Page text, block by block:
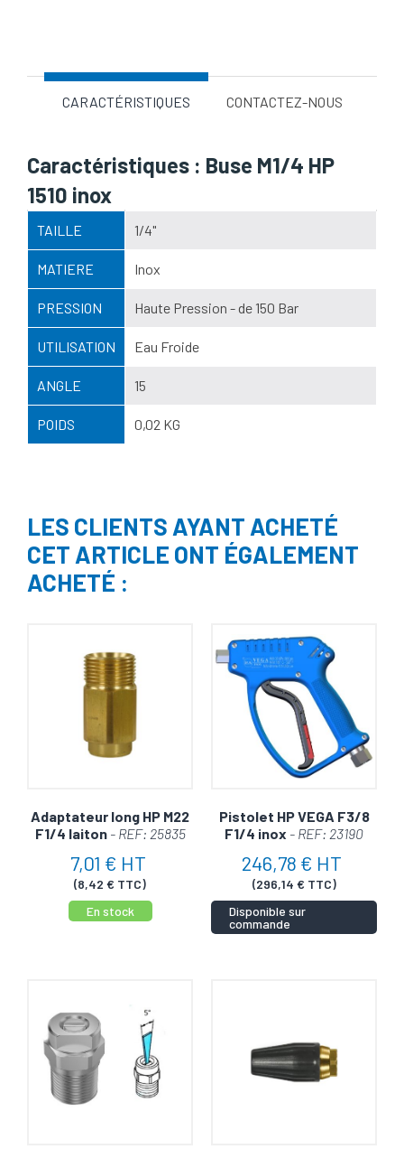
CARACTÉRISTIQUES CONTACTEZ-NOUS
Caractéristiques : Buse M1/4 HP
1510 inox
TAILLE 1/4"
MATIERE Inox
PRESSION Haute Pression - de 150 Bar
UTILISATION Eau Froide
ANGLE 15
POIDS 0,02 KG
LES CLIENTS AYANT ACHETÉ
CET ARTICLE ONT ÉGALEMENT
ACHETÉ :
Adaptateur long HP M22
F1/4 laiton - REF: 25835
7,01 € HT
(8,42 € TTC)
En stock
Pistolet HP VEGA F3/8
F1/4 inox - REF: 23190
246,78 € HT
(296,14 € TTC)
Disponible sur
commande